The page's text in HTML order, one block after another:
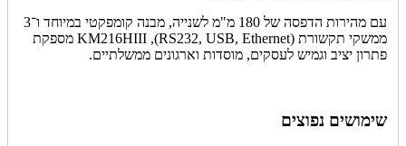
עם מהירות הדפסה של 180 מ"מ לשנייה, מבנה קומפקטי במיוחד ו־3
ממשקי תקשורת (RS232, USB, Ethernet), KM216HIII מספקת
פתרון יציב וגמיש לעסקים, מוסדות וארגונים ממשלתיים.
שימושים נפוצים